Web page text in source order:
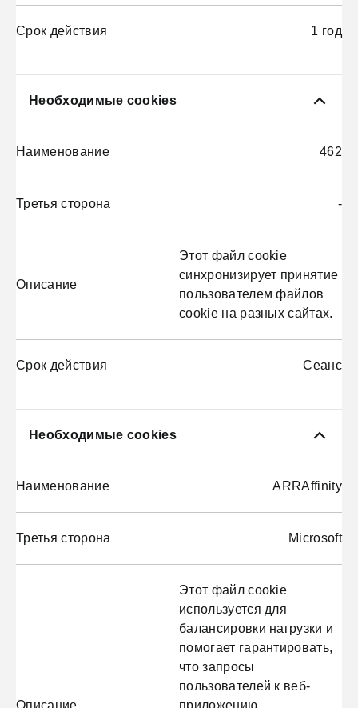
Срок действия 1 год
Необходимые cookies
Наименование 462
Третья сторона -
Описание
Этот файл cookie
синхронизирует принятие
пользователем файлов
cookie на разных сайтах.
Срок действия Сеанс
Необходимые cookies
Наименование ARRAffinity
Третья сторона Microsoft
Описание
Этот файл cookie
используется для
балансировки нагрузки и
помогает гарантировать,
что запросы
пользователей к веб-
приложению,